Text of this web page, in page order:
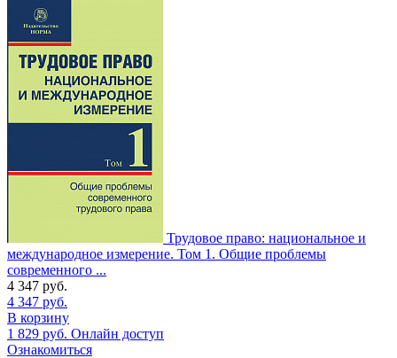
Трудовое право: национальное и
международное измерение. Том 1. Общие проблемы
современного ...
4 347 руб.
4 347 руб.
В корзину
1 829 руб. Онлайн доступ
Ознакомиться